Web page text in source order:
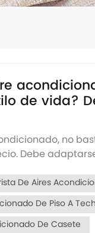
de vida?
no
Debe
qué hábito
quedan en casa
De Aires
De Piso A
De Casete